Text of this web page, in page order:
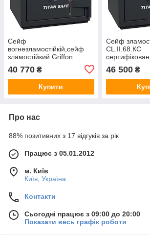
Сейф
вогнезламостійкій,сейф
зламостійкий Griffon
582(в)х500(ш)х500(гл). 2
клас, 30 хв вогнестійкості
40 770 ₴
Купити
Сейф
CL.II.68.КС
клас опору
46 500₴
Про нас
88% позитивних з 17 відгуків за рік
Працює з 05.01.2012
м. Київ
Київ, Україна
Контакти
Сьогодні працює з 09:00 до 20:00
Показати весь графік роботи